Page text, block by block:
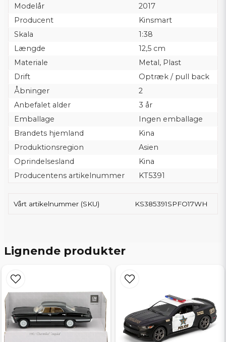
Modelår
2017
Producent
Kinsmart
Skala
1:38
Længde
12,5 cm
Materiale
Metal, Plast
Drift
Optræk / pull back
Åbninger
2
Anbefalet alder
3 år
Emballage
Ingen emballage
Brandets hjemland
Kina
Produktionsregion
Asien
Oprindelsesland
Kina
Producentens artikelnummer
KT5391
Vårt artikelnummer (SKU) KS385391SPFO17WH
Lignende produkter